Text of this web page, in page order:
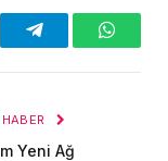
Telegram
Yeni Ağ